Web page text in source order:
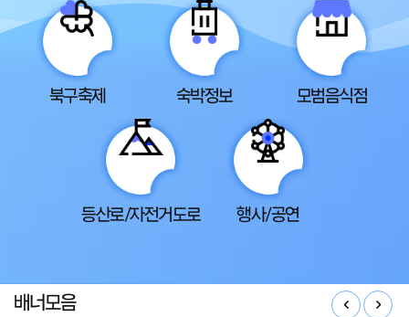
북구축제 숙박정보 모범음식점
등산로/자전거도로 행사/공연
배너모음